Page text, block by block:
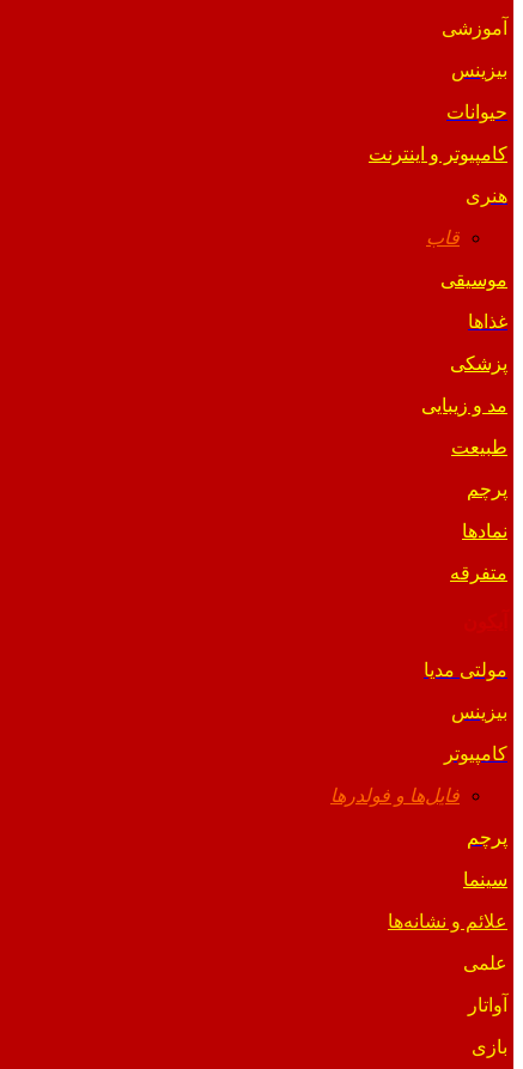
آموزشی
بیزینس
حیوانات
کامپیوتر و اینترنت
هنری
قاب
موسیقی
غذاها
پزشکی
مد و زیبایی
طبیعت
پرچم
نمادها
متفرقه
مولتی مدیا
بیزینس
کامپیوتر
فایل‌ها و فولدرها
پرچم
سینما
علائم و نشانه‌ها
علمی
آواتار
بازی